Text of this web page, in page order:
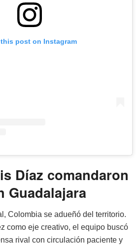
post on Instagram
Díaz comandaron
Guadalajara
Colombia se adueñó del territorio.
como eje creativo, el equipo buscó
rival con circulación paciente y